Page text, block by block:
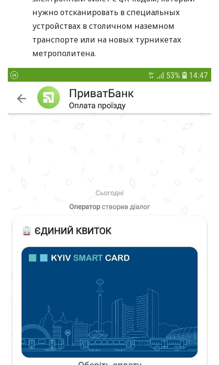
нужно отсканировать в специальных
устройствах в столичном наземном
транспорте или на новых турникетах
метрополитена.